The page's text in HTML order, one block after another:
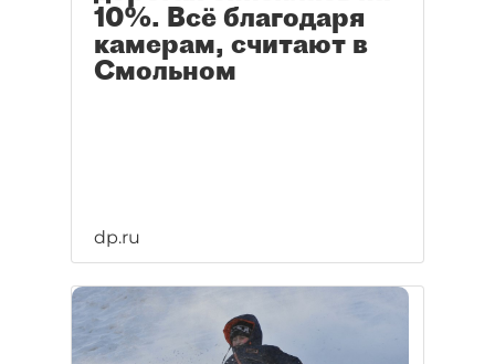
10%. Всё благодаря
камерам, считают в
Смольном
dp.ru